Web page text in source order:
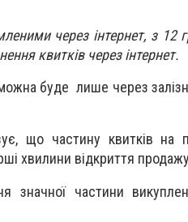
через інтернет, з 12
квитків через інтернет.
буде лише через
що частину квитків на
хвилини відкриття
значної частини